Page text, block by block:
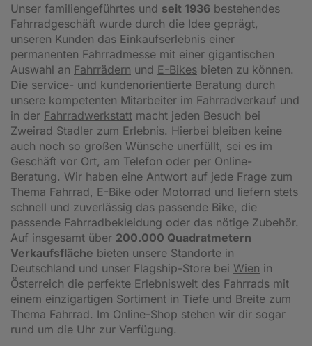
Unser familiengeführtes und seit 1936 bestehendes
Fahrradgeschäft wurde durch die Idee geprägt,
unseren Kunden das Einkaufserlebnis einer
permanenten Fahrradmesse mit einer gigantischen
Auswahl an Fahrrädern und E-Bikes bieten zu können.
Die service- und kundenorientierte Beratung durch
unsere kompetenten Mitarbeiter im Fahrradverkauf und
in der Fahrradwerkstatt macht jeden Besuch bei
Zweirad Stadler zum Erlebnis. Hierbei bleiben keine
auch noch so großen Wünsche unerfüllt, sei es im
Geschäft vor Ort, am Telefon oder per Online-
Beratung. Wir haben eine Antwort auf jede Frage zum
Thema Fahrrad, E-Bike oder Motorrad und liefern stets
schnell und zuverlässig das passende Bike, die
passende Fahrradbekleidung oder das nötige Zubehör.
Auf insgesamt über 200.000 Quadratmetern
Verkaufsfläche bieten unsere Standorte in
Deutschland und unser Flagship-Store bei Wien in
Österreich die perfekte Erlebniswelt des Fahrrads mit
einem einzigartigen Sortiment in Tiefe und Breite zum
Thema Fahrrad. Im Online-Shop stehen wir dir sogar
rund um die Uhr zur Verfügung.